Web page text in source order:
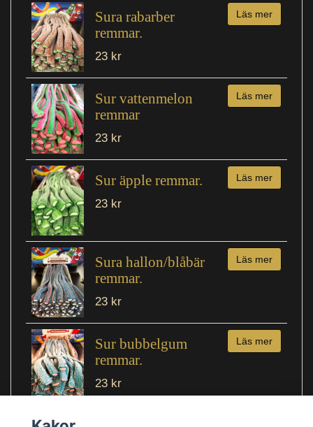
Sura rabarber
remmar.
23 kr
Läs mer
Sur vattenmelon
remmar
23 kr
Läs mer
Sur äpple remmar.
23 kr
Läs mer
Sura hallon/blåbär
remmar.
23 kr
Läs mer
Sur bubbelgum
remmar.
23 kr
Läs mer